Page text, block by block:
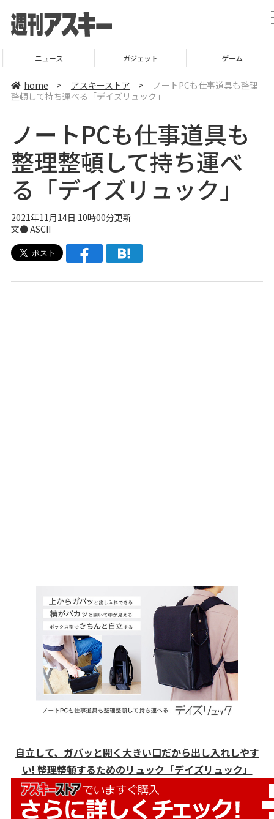
ニュース ガジェット ゲーム
home > アスキーストア >
ノートPCも仕事道具も整理
整頓して持ち運べる「デイズリュック」
ノートPCも仕事道具も
整理整頓して持ち運べ
る「デイズリュック」
2021年11月14日 10時00分更新
文● ASCII
自立して、ガバッと開く大きい口だから出し入れしやす
い! 整理整頓するためのリュック「デイズリュック」